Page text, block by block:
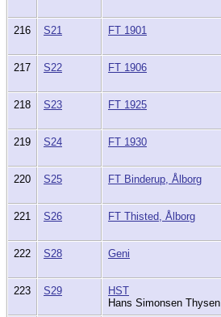
216 S21 FT 1901
217 S22 FT 1906
218 S23 FT 1925
219 S24 FT 1930
220 S25 FT Binderup, Ålborg
221 S26 FT Thisted, Ålborg
222 S28 Geni
223 S29
HST
Hans Simonsen Thysen